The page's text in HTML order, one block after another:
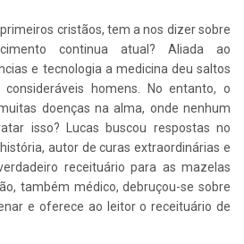
cristãos, tem a nos dizer sobre
continua atual? Aliada ao
e tecnologia a medicina deu saltos
​​homens. No entanto, o
doenças na alma, onde nenhum
isso? Lucas buscou respostas no
autor de curas extraordinárias e
receituário para as mazelas
também médico, debruçou-se sobre
e oferece ao leitor o receituário de